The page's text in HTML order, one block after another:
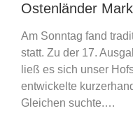
Ostenländer
Am Sonntag fand
statt. Zu der 17.
ließ es sich unser
entwickelte
Gleichen suchte.…